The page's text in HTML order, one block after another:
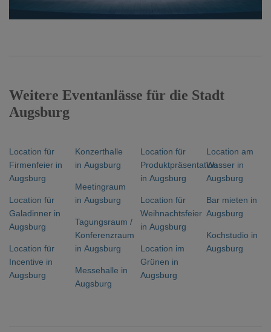
Weitere Eventanlässe für die Stadt
Augsburg
Location für
Firmenfeier in
Augsburg
Location für
Galadinner in
Augsburg
Location für
Incentive in
Augsburg
Konzerthalle
in Augsburg
Meetingraum
in Augsburg
Tagungsraum /
Konferenzraum
in Augsburg
Messehalle in
Augsburg
Location für
Produktpräsentation
in Augsburg
Location für
Weihnachtsfeier
in Augsburg
Location im
Grünen in
Augsburg
Location am
Wasser in
Augsburg
Bar mieten in
Augsburg
Kochstudio in
Augsburg